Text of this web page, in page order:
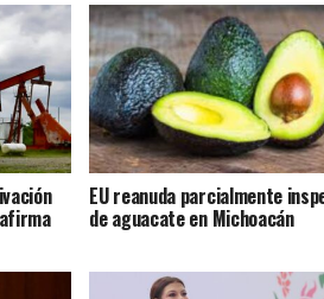
EU reanuda parcialmente
de aguacate en Michoacán